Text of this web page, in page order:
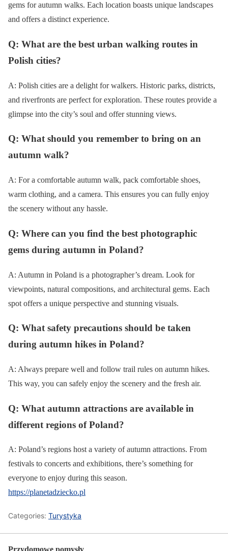
gems for autumn walks. Each location boasts unique landscapes
and offers a distinct experience.
Q: What are the best urban walking routes in
Polish cities?
A: Polish cities are a delight for walkers. Historic parks, districts,
and riverfronts are perfect for exploration. These routes provide a
glimpse into the city’s soul and offer stunning views.
Q: What should you remember to bring on an
autumn walk?
A: For a comfortable autumn walk, pack comfortable shoes,
warm clothing, and a camera. This ensures you can fully enjoy
the scenery without any hassle.
Q: Where can you find the best photographic
gems during autumn in Poland?
A: Autumn in Poland is a photographer’s dream. Look for
viewpoints, natural compositions, and architectural gems. Each
spot offers a unique perspective and stunning visuals.
Q: What safety precautions should be taken
during autumn hikes in Poland?
A: Always prepare well and follow trail rules on autumn hikes.
This way, you can safely enjoy the scenery and the fresh air.
Q: What autumn attractions are available in
different regions of Poland?
A: Poland’s regions host a variety of autumn attractions. From
festivals to concerts and exhibitions, there’s something for
everyone to enjoy during this season.
https://planetadziecko.pl
Categories: Turystyka